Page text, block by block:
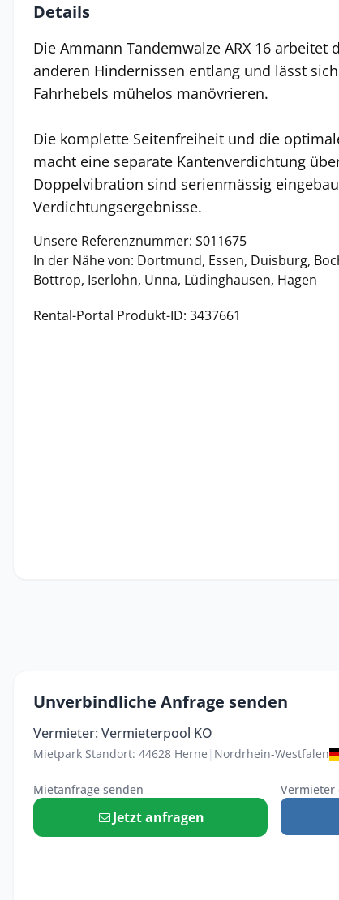
Details
Die Ammann Tandemwalze ARX 16
anderen Hindernissen entlang und lässt
Fahrhebels mühelos manövrieren.
Die komplette Seitenfreiheit und die
macht eine separate Kantenverdichtung
Doppelvibration sind serienmässig
Verdichtungsergebnisse.
Unsere Referenznummer: S011675
In der Nähe von: Dortmund, Essen, Duisburg,
Bottrop, Iserlohn, Unna, Lüdinghausen, Hagen
Rental-Portal Produkt-ID: 3437661
Unverbindliche Anfrage senden
Vermieter: Vermieterpool KO
Mietpark Standort: 44628 Herne | Nordrhein-Westfalen
Mietanfrage senden
Jetzt anfragen